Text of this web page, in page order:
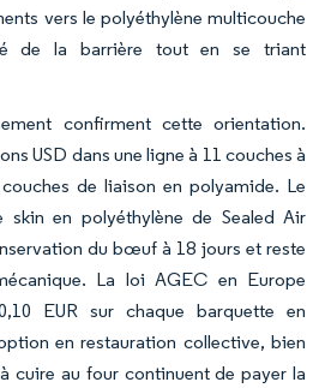
vers le polyéthylène multicouche
de la barrière tout en se triant
confirment cette orientation.
USD dans une ligne à 11 couches à
de liaison en polyamide. Le
skin en polyéthylène de Sealed Air
du bœuf à 18 jours et reste
La loi AGEC en Europe
EUR sur chaque barquette en
en restauration collective, bien
cuire au four continuent de payer la